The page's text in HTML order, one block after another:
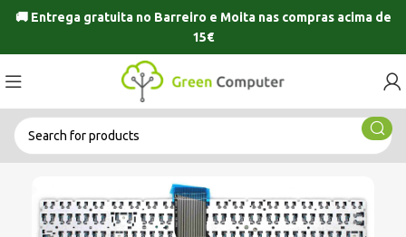
🚚 Entrega gratuita no Barreiro e Moitanas compras acima de
15€